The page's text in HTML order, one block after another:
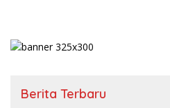
Berita Terbaru